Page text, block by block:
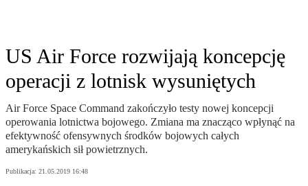
US Air Force rozwijają koncepcję
operacji z lotnisk wysuniętych
Air Force Space Command zakończyło testy nowej koncepcji
operowania lotnictwa bojowego. Zmiana ma znacząco wpłynąć na
efektywność ofensywnych środków bojowych całych
amerykańskich sił powietrznych.
Publikacja: 21.05.2019 16:48